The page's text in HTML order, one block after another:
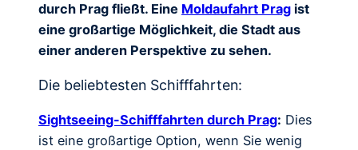
durch Prag fließt. Eine Moldaufahrt Prag ist
eine großartige Möglichkeit, die Stadt aus
einer anderen Perspektive zu sehen.
Die beliebtesten Schifffahrten:
Sightseeing-Schifffahrten durch Prag: Dies
ist eine großartige Option, wenn Sie wenig